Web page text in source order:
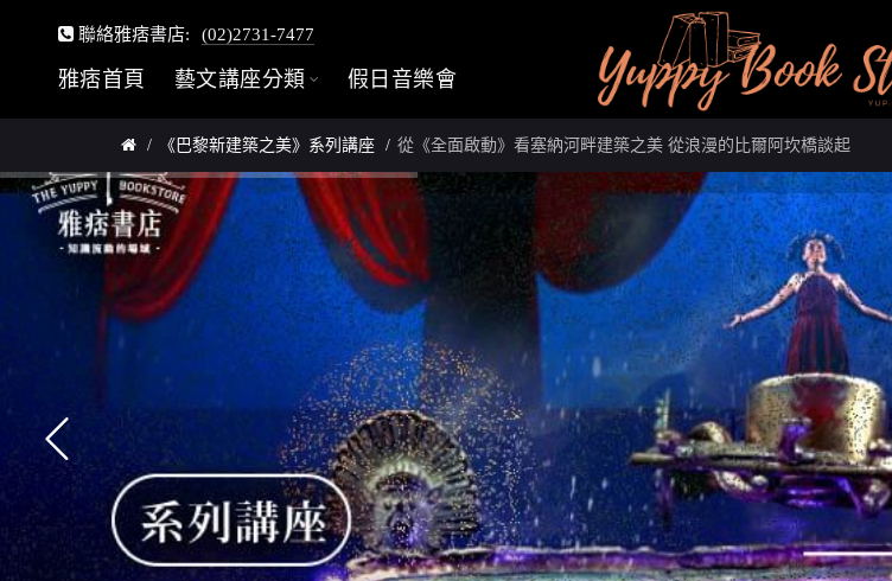
聯絡雅痞書店: (02)2731-7477
雅痞首頁 藝文講座分類 假日音樂會
《巴黎新建築之美》系列講座 從《全面啟動》看塞納河畔建築之美 從浪漫的比爾阿坎橋談起